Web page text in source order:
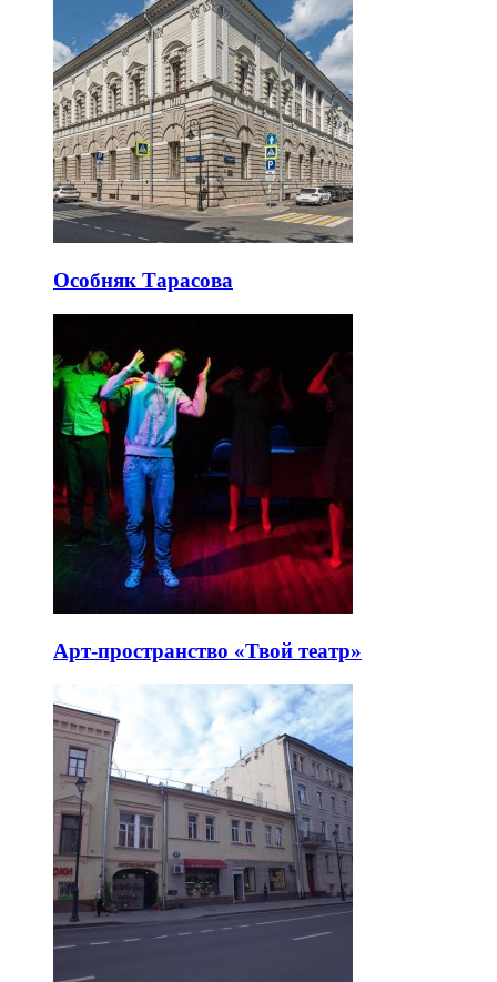
Особняк Тарасова
Арт-пространство «Твой театр»